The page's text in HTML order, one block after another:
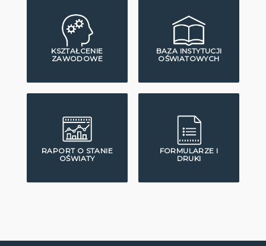
KSZTAŁCENIE
ZAWODOWE
BAZA INSTYTUCJI
OŚWIATOWYCH
RAPORT O STANIE
OŚWIATY
FORMULARZE I
DRUKI